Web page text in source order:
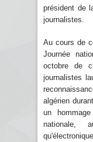
président de
journalistes.
Au cours de
Journée
octobre de
journalistes
algérien
un
nationale,